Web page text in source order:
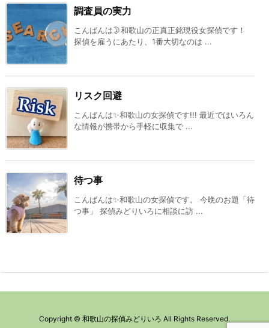
調査員の実力
こんばんは🌛和歌山の正真正銘現役女探偵です！
探偵を雇うにあたり、1番大切なのは ...
リスク回避
こんばんは✨和歌山の女探偵です!!! 最近ではいろん
な情報が携帯から手軽に収集で ...
待つ事
こんばんは✨和歌山の女探偵です。 今晩のお題「待
つ事」 探偵みどりいろに相談に訪 ...
Copyright © 和歌山の探偵みどりいろ All Rights Reserved.